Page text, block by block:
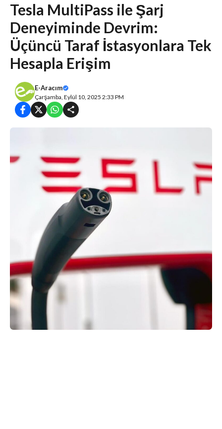
Tesla MultiPass ile Şarj
Deneyiminde Devrim:
Üçüncü Taraf İstasyonlara Tek
Hesapla Erişim
E-Aracım
Çarşamba, Eylül 10, 2025 2:33 PM